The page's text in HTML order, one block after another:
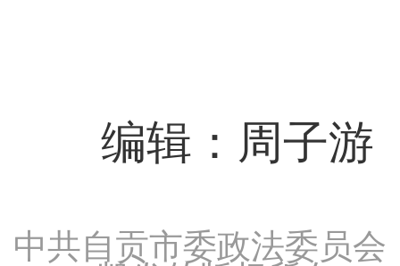
编辑：周子游
中共自贡市委政法委员会